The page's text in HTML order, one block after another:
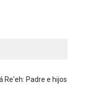
Re'eh: Padre e hijos